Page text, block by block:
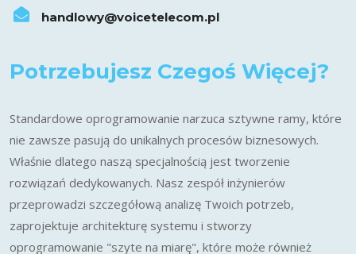
handlowy@voicetelecom.pl
Potrzebujesz Czegoś Więcej?
Standardowe oprogramowanie narzuca sztywne ramy, które
nie zawsze pasują do unikalnych procesów biznesowych.
Właśnie dlatego naszą specjalnością jest tworzenie
rozwiązań dedykowanych. Nasz zespół inżynierów
przeprowadzi szczegółową analizę Twoich potrzeb,
zaprojektuje architekturę systemu i stworzy
oprogramowanie "szyte na miarę", które może również